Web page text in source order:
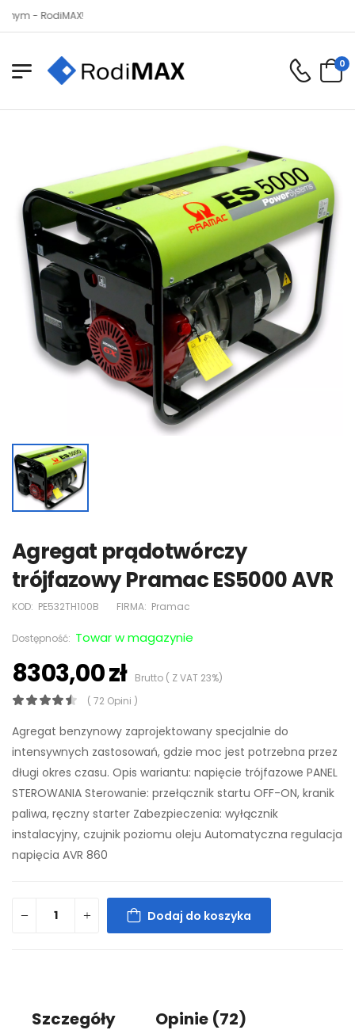
0
Agregat prądotwórczy
trójfazowy Pramac ES5000 AVR
KOD: PE532TH100B FIRMA: Pramac
Dostępność: Towar w magazynie
8303,00 złBrutto ( Z VAT 23%)
( 72 Opini )
Agregat benzynowy zaprojektowany specjalnie do
intensywnych zastosowań, gdzie moc jest potrzebna przez
długi okres czasu. Opis wariantu: napięcie trójfazowe PANEL
STEROWANIA Sterowanie: przełącznik startu OFF-ON, kranik
paliwa, ręczny starter Zabezpieczenia: wyłącznik
instalacyjny, czujnik poziomu oleju Automatyczna regulacja
napięcia AVR 860
Dodaj do koszyka
Szczegóły Opinie (72)